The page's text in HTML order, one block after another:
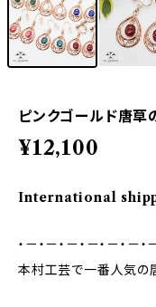
ピンクゴールド唐草
¥12,100
International
・－・－・－・－・－・－・
本村工芸で一番人気の